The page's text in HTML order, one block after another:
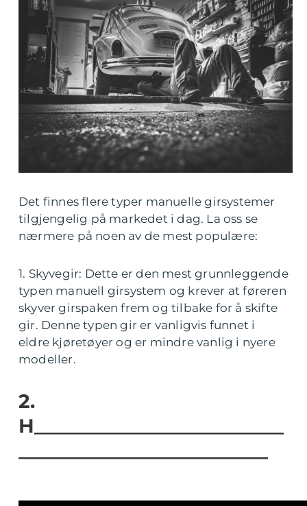
Det finnes flere typer manuelle girsystemer
tilgjengelig på markedet i dag. La oss se
nærmere på noen av de mest populære:
1. Skyvegir: Dette er den mest grunnleggende
typen manuell girsystem og krever at føreren
skyver girspaken frem og tilbake for å skifte
gir. Denne typen gir er vanligvis funnet i
eldre kjøretøyer og er mindre vanlig i nyere
modeller.
2.
H__________________________